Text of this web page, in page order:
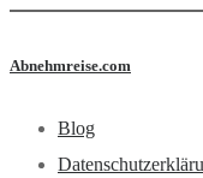
Abnehmreise.com
Blog